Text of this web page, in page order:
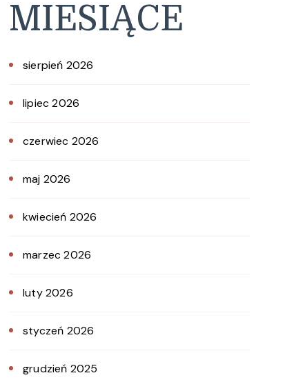
MIESIĄCE
sierpień 2026
lipiec 2026
czerwiec 2026
maj 2026
kwiecień 2026
marzec 2026
luty 2026
styczeń 2026
grudzień 2025